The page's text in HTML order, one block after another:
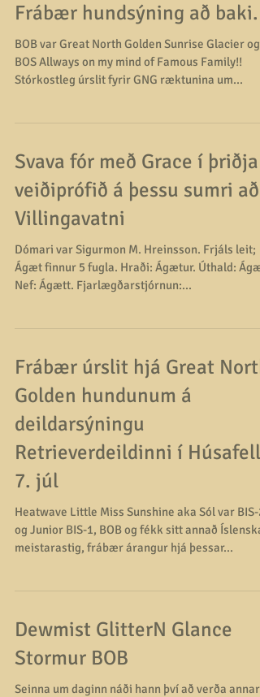
náði sér í 4 og síðasta alþjóðlega...
Frábær hundsýning að baki.
BOB var Great North Golden Sunrise Glacier og
Stórkostleg úrslit fyrir GNG ræktunina um...
Svava fór með Grace í þriðja
veiðiprófið á þessu sumri að
Villingavatni
Dómari var Sigurmon M. Hreinsson. Frjáls leit;
Nef: Ágætt. Fjarlægðarstjórnun:...
Frábær úrslit hjá Great North
Golden hundunum á
deildarsýningu
Retrieverdeildinni í Húsafelli
Heatwave Little Miss Sunshine aka Sól var BIS-2
meistarastig, frábær árangur hjá þessar...